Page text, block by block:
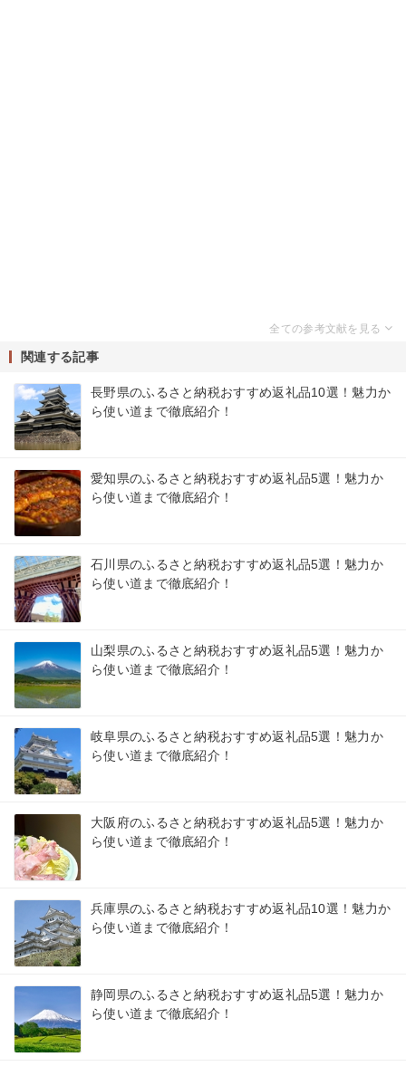
関連する記事
長野県のふるさと納税おすすめ返礼品10選！魅力か
ら使い道まで徹底紹介！
愛知県のふるさと納税おすすめ返礼品5選！魅力か
ら使い道まで徹底紹介！
石川県のふるさと納税おすすめ返礼品5選！魅力か
ら使い道まで徹底紹介！
山梨県のふるさと納税おすすめ返礼品5選！魅力か
ら使い道まで徹底紹介！
岐阜県のふるさと納税おすすめ返礼品5選！魅力か
ら使い道まで徹底紹介！
大阪府のふるさと納税おすすめ返礼品5選！魅力か
ら使い道まで徹底紹介！
兵庫県のふるさと納税おすすめ返礼品10選！魅力か
ら使い道まで徹底紹介！
静岡県のふるさと納税おすすめ返礼品5選！魅力か
ら使い道まで徹底紹介！